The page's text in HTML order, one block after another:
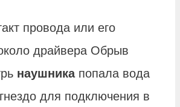
провода или его
драйвера Обрыв
наушникапопала вода
для подключения в